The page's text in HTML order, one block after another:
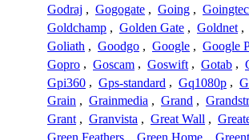
Godraj , Gogogate , Going ,
Goldchamp , Golden Gate , Goldnet ,
Goliath , Goodgo , Google , Google
Gopro , Goscam , Goswift , Gotab ,
Gpi360 , Gps-standard , Gq1080p ,
Grain , Grainmedia , Grand ,
Grant , Granvista , Great Wall ,
Green Feathers
Green Home